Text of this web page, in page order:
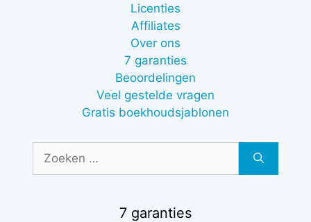
Licenties
Affiliates
Over ons
7 garanties
Beoordelingen
Veel gestelde vragen
Gratis boekhoudsjablonen
naar:
7 garanties